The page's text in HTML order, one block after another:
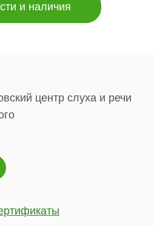
и наличия
центр слуха и речи